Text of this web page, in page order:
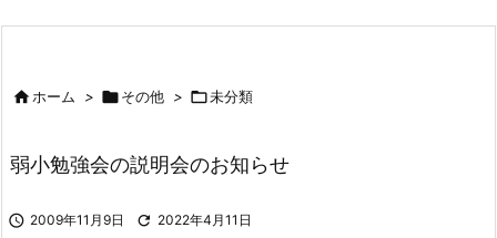

ホーム > その他 > 未分類
弱小勉強会の説明会のお知らせ
 2009年11月9日  2022年4月11日